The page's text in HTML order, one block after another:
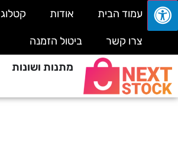
עמוד הבית אודות קטלוג
צרו קשר
ביטול הזמנה
מתנות ושונות